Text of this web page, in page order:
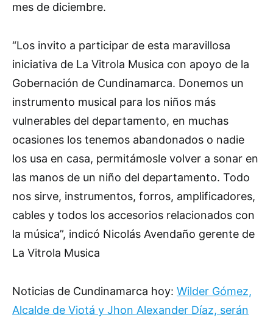
mes de diciembre.
“Los invito a participar de esta maravillosa
iniciativa de La Vitrola Musica con apoyo de la
Gobernación de Cundinamarca. Donemos un
instrumento musical para los niños más
vulnerables del departamento, en muchas
ocasiones los tenemos abandonados o nadie
los usa en casa, permitámosle volver a sonar en
las manos de un niño del departamento. Todo
nos sirve, instrumentos, forros, amplificadores,
cables y todos los accesorios relacionados con
la música”, indicó Nicolás Avendaño gerente de
La Vitrola Musica
Noticias de Cundinamarca hoy: Wilder Gómez,
Alcalde de Viotá y Jhon Alexander Díaz, serán